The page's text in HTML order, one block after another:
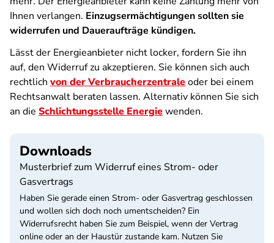
Ihnen verlangen. Einzugsermächtigungen sollten sie
widerrufen und Daueraufträge kündigen.
Lässt der Energieanbieter nicht locker, fordern Sie ihn
auf, den Widerruf zu akzeptieren. Sie können sich auch
rechtlich von der Verbraucherzentraleoder bei einem
Rechtsanwalt beraten lassen. Alternativ können Sie sich
an die Schlichtungsstelle Energiewenden.
Downloads
Musterbrief zum Widerruf eines Strom- oder
Gasvertrags
Haben Sie gerade einen Strom- oder Gasvertrag geschlossen
und wollen sich doch noch umentscheiden? Ein
Widerrufsrecht haben Sie zum Beispiel, wenn der Vertrag
online oder an der Haustür zustande kam. Nutzen Sie